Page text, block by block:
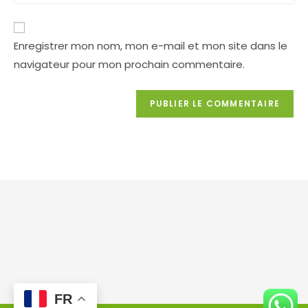
votre
site
(facultatif)
Enregistrer mon nom, mon e-mail et mon site dans le
navigateur pour mon prochain commentaire.
FR